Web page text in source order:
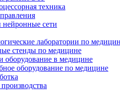
техника
нейронные сети
лаборатории по
стенды по медицине
оборудование в медицине
оборудование по медицине